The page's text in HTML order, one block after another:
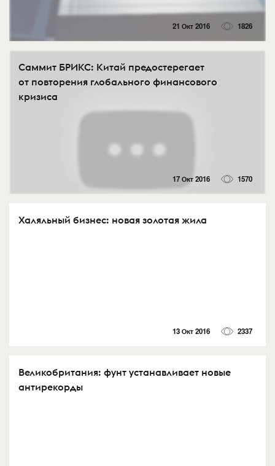
21 Окт 2016 1826
Саммит БРИКС: Китай предостерегает
от повторения глобального финансового
кризиса
17 Окт 2016 1570
Халяльный бизнес: новая золотая жила
13 Окт 2016 2337
Великобритания: фунт устанавливает новые
антирекорды